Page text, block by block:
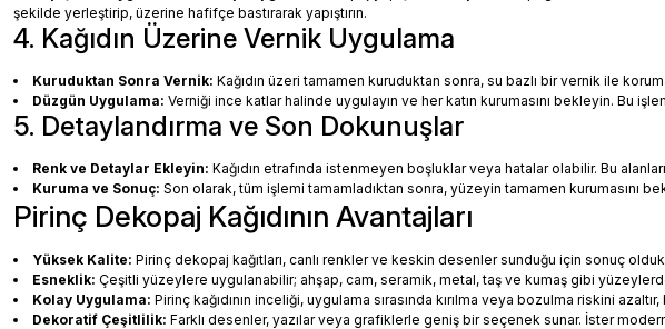
şekilde yerleştirip, üzerine hafifçe bastırarak yapıştırın.
4. Kağıdın Üzerine Vernik Uygulama
Kuruduktan Sonra Vernik: Kağıdın üzeri tamamen kuruduktan sonra, su bazlı bir vernik ile
Düzgün Uygulama: Verniği ince katlar halinde uygulayın ve her katın kurumasını bekleyin. Bu
5. Detaylandırma ve Son Dokunuşlar
Renk ve Detaylar Ekleyin: Kağıdın etrafında istenmeyen boşluklar veya hatalar olabilir. Bu
Kuruma ve Sonuç: Son olarak, tüm işlemi tamamladıktan sonra, yüzeyin tamamen kurumasını
Pirinç Dekopaj Kağıdının Avantajları
Yüksek Kalite: Pirinç dekopaj kağıtları, canlı renkler ve keskin desenler sunduğu için sonuç
Esneklik: Çeşitli yüzeylere uygulanabilir; ahşap, cam, seramik, metal, taş ve kumaş gibi
Kolay Uygulama: Pirinç kağıdının inceliği, uygulama sırasında kırılma veya bozulma riskini
Dekoratif Çeşitlilik: Farklı desenler, yazılar veya grafiklerle geniş bir seçenek sunar. İster